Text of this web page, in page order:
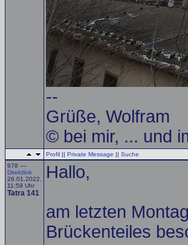
--
Grüße, Wolfram
© bei mir, ... und
Profil || Private Message || Suche
978 —
Direktlink
26.01.2022,
11:59 Uhr
Tatra 141
Hallo,
am letzten
Brückenteiles